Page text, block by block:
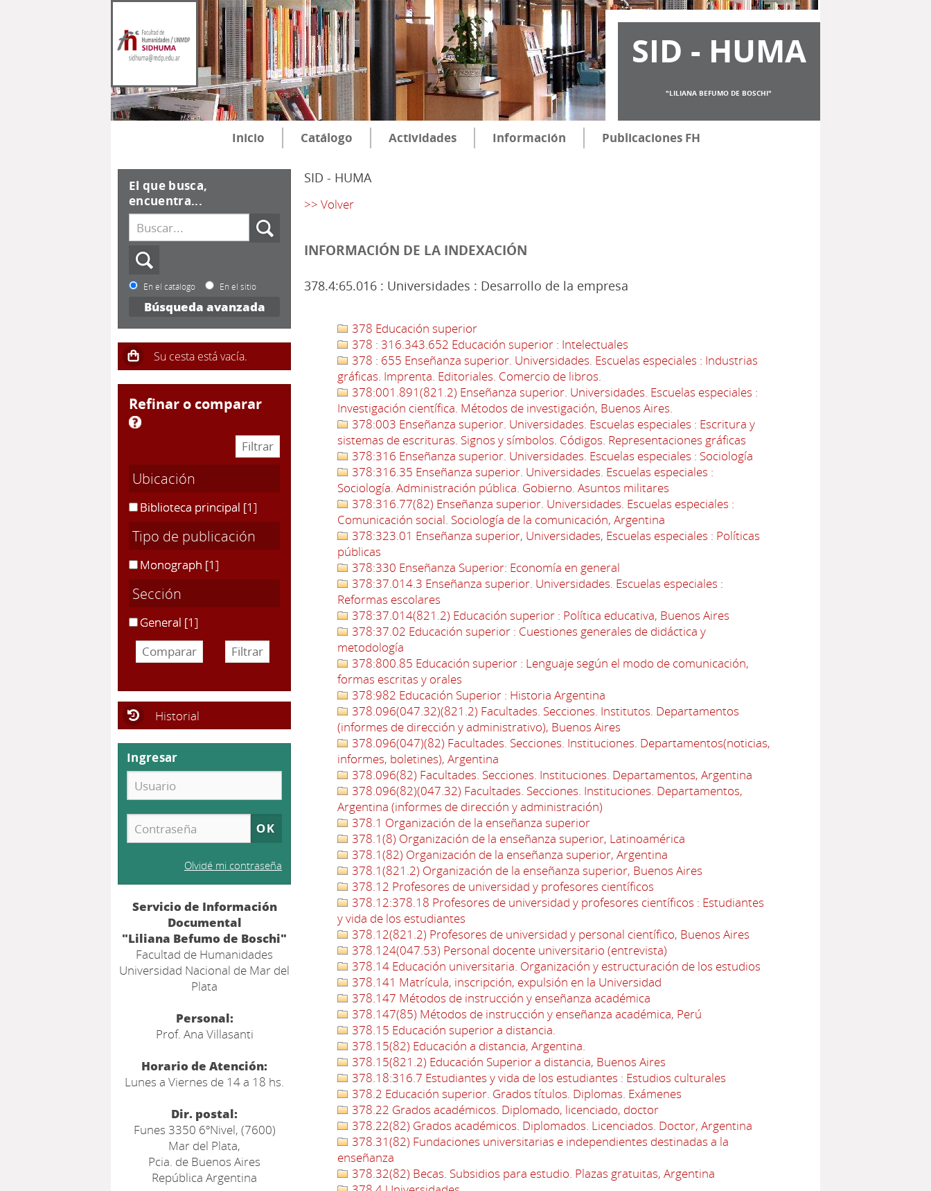
SID - HUMA
"LILIANA BEFUMO DE BOSCHI"
Inicio Catálogo Actividades Información Publicaciones FH
SID - HUMA
>> Volver
INFORMACIÓN DE LA INDEXACIÓN
378.4:65.016 : Universidades : Desarrollo de la empresa
378 Educación superior
378 : 316.343.652 Educación superior : Intelectuales
378 : 655 Enseñanza superior. Universidades. Escuelas especiales : Industrias
gráficas. Imprenta. Editoriales. Comercio de libros.
378:001.891(821.2) Enseñanza superior. Universidades. Escuelas especiales :
Investigación científica. Métodos de investigación, Buenos Aires.
378:003 Enseñanza superior. Universidades. Escuelas especiales : Escritura y
sistemas de escrituras. Signos y símbolos. Códigos. Representaciones gráficas
378:316 Enseñanza superior. Universidades. Escuelas especiales : Sociología
378:316.35 Enseñanza superior. Universidades. Escuelas especiales :
Sociología. Administración pública. Gobierno. Asuntos militares
378:316.77(82) Enseñanza superior. Universidades. Escuelas especiales :
Comunicación social. Sociología de la comunicación, Argentina
378:323.01 Enseñanza superior, Universidades, Escuelas especiales : Políticas
públicas
378:330 Enseñanza Superior: Economía en general
378:37.014.3 Enseñanza superior. Universidades. Escuelas especiales :
Reformas escolares
378:37.014(821.2) Educación superior : Política educativa, Buenos Aires
378:37.02 Educación superior : Cuestiones generales de didáctica y
metodología
378:800.85 Educación superior : Lenguaje según el modo de comunicación,
formas escritas y orales
378:982 Educación Superior : Historia Argentina
378.096(047.32)(821.2) Facultades. Secciones. Institutos. Departamentos
(informes de dirección y administrativo), Buenos Aires
378.096(047)(82) Facultades. Secciones. Instituciones. Departamentos(noticias,
informes, boletines), Argentina
378.096(82) Facultades. Secciones. Instituciones. Departamentos, Argentina
378.096(82)(047.32) Facultades. Secciones. Instituciones. Departamentos,
Argentina (informes de dirección y administración)
378.1 Organización de la enseñanza superior
378.1(8) Organización de la enseñanza superior, Latinoamérica
378.1(82) Organización de la enseñanza superior, Argentina
378.1(821.2) Organización de la enseñanza superior, Buenos Aires
378.12 Profesores de universidad y profesores científicos
378.12:378.18 Profesores de universidad y profesores científicos : Estudiantes
y vida de los estudiantes
378.12(821.2) Profesores de universidad y personal científico, Buenos Aires
378.124(047.53) Personal docente universitario (entrevista)
378.14 Educación universitaria. Organización y estructuración de los estudios
378.141 Matrícula, inscripción, expulsión en la Universidad
378.147 Métodos de instrucción y enseñanza académica
378.147(85) Métodos de instrucción y enseñanza académica, Perú
378.15 Educación superior a distancia.
378.15(82) Educación a distancia, Argentina.
378.15(821.2) Educación Superior a distancia, Buenos Aires
378.18:316.7 Estudiantes y vida de los estudiantes : Estudios culturales
378.2 Educación superior. Grados títulos. Diplomas. Exámenes
378.22 Grados académicos. Diplomado, licenciado, doctor
378.22(82) Grados académicos. Diplomados. Licenciados. Doctor, Argentina
378.31(82) Fundaciones universitarias e independientes destinadas a la
enseñanza
378.32(82) Becas. Subsidios para estudio. Plazas gratuitas, Argentina
El que busca,
encuentra...
En el catálogo En el sitio
Búsqueda avanzada
refinar o comparar
Ubicación
Biblioteca principal [1]
Tipo de publicación
Monograph [1]
Sección
General [1]
Historial
Ingresar
Olvidé mi contraseña
Servicio de Información
Documental
"Liliana Befumo de Boschi"
Facultad de Humanidades
Universidad Nacional de Mar del
Plata
Personal:
Prof. Ana Villasanti
Horario de Atención:
Lunes a Viernes de 14 a 18 hs.
Dir. postal:
Funes 3350 6ºNivel, (7600)
Mar del Plata,
Pcia. de Buenos Aires
República Argentina